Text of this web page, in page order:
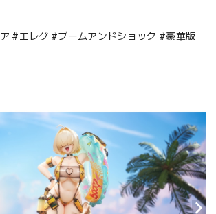
#エレグ #ブームアンドショック #豪華版